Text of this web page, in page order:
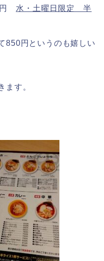
円 水・土曜日限定 半
850円というのも嬉しい
ます。